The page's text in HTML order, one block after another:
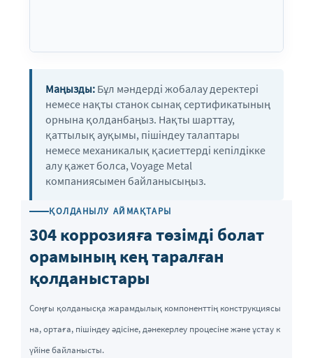
Маңызды: Бұл мәндерді жобалау деректері
немесе нақты станок сынақ сертификатының
орнына қолданбаңыз. Нақты шарттау,
қаттылық ауқымы, пішіндеу талаптары
немесе механикалық қасиеттерді кепілдікке
алу қажет болса, Voyage Metal
компаниясымен байланысыңыз.
ҚОЛДАНЫЛУ АЙМАҚТАРЫ
304 коррозияға төзімді болат
орамының кең таралған
қолданыстары
Соңғы қолданысқа жарамдылық компоненттің конструкциясы
на, ортаға, пішіндеу әдісіне, дәнекерлеу процесіне және ұстау к
үйіне байланысты.